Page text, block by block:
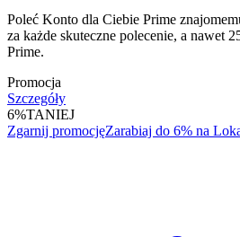
Poleć Konto dla Ciebie Prime
za każde skuteczne polecenie, a nawet
Prime.
Promocja
Szczegóły
6%TANIEJ
Zgarnij promocjęZarabiaj do 6% na